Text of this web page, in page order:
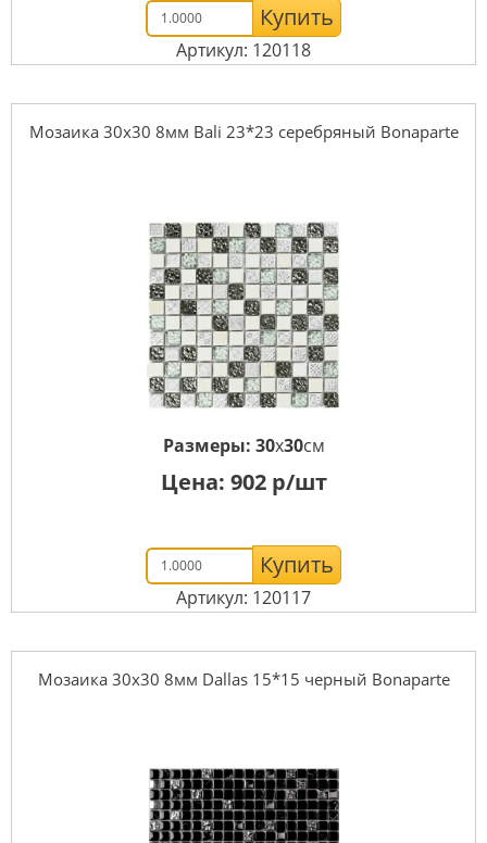
Купить
Артикул: 120118
Мозаика 30x30 8мм Bali 23*23 серебряный Bonaparte
Размеры: 30x30см
Цена: 902р/шт
Купить
Артикул: 120117
Мозаика 30x30 8мм Dallas 15*15 черный Bonaparte